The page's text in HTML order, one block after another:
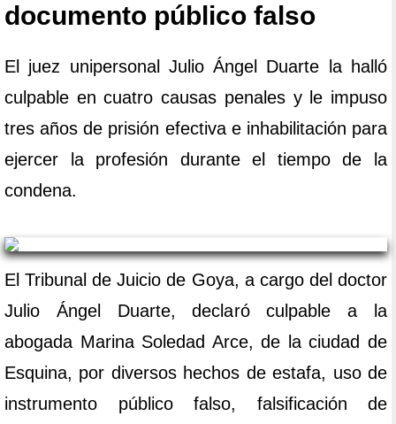
documento público falso
El juez unipersonal Julio Ángel Duarte la halló
culpable en cuatro causas penales y le impuso
tres años de prisión efectiva e inhabilitación para
ejercer la profesión durante el tiempo de la
condena.
El Tribunal de Juicio de Goya, a cargo del doctor
Julio Ángel Duarte, declaró culpable a la
abogada Marina Soledad Arce, de la ciudad de
Esquina, por diversos hechos de estafa, uso de
instrumento público falso, falsificación de